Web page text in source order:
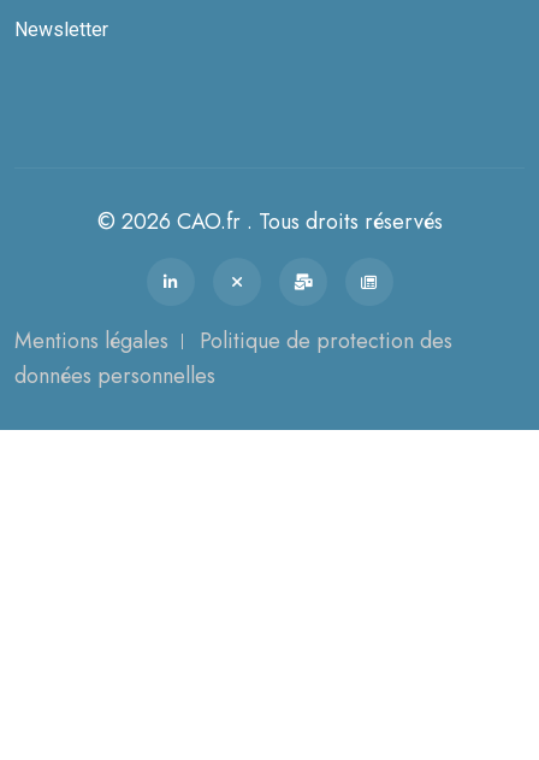
Newsletter
© 2026 CAO.fr . Tous droits réservés
Mentions légales
Politique de protection des
données personnelles